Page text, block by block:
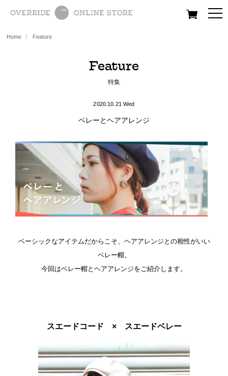
All Women Men
Home 〉 Feature
Feature
特集
2020.10.21 Wed
ベレーとヘアアレンジ
ベーシックなアイテムだからこそ、ヘアアレンジとの相性がいい
ベレー帽。
今回はベレー帽とヘアアレンジをご紹介します。
スエードコード × スエードベレー